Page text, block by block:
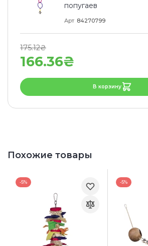
попугаев
Арт 84270799
166.36₴
175.12₴
В корзину
Похожие товары
-5% -5%